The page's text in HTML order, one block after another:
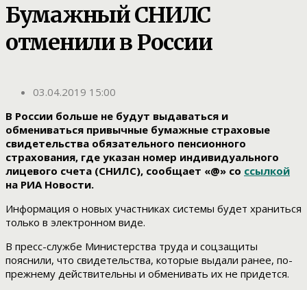
Бумажный СНИЛС
отменили в России
03.04.2019 15:00
В России больше не будут выдаваться и
обмениваться привычные бумажные страховые
свидетельства обязательного пенсионного
страхования, где указан номер индивидуального
лицевого счета (СНИЛС), сообщает «@» со ссылкой
на РИА Новости.
Информация о новых участниках системы будет храниться
только в электронном виде.
В пресс-службе Министерства труда и соцзащиты
пояснили, что свидетельства, которые выдали ранее, по-
прежнему действительны и обменивать их не придется.